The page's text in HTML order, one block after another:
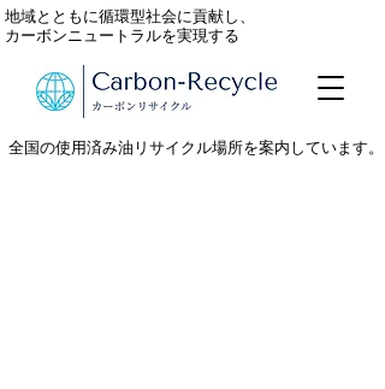
全国の使用済み油リサイクル場所を案内しています。
地域とともに循環型社会に貢献し、
カーボンニュートラルを実現する